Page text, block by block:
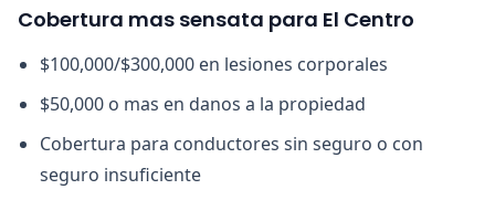
Cobertura mas sensata para El Centro
$100,000/$300,000 en lesiones corporales
$50,000 o mas en danos a la propiedad
Cobertura para conductores sin seguro o con
seguro insuficiente